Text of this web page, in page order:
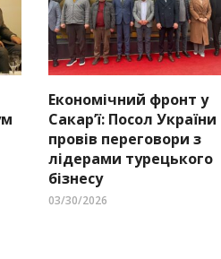
Економічний фронт у
Сакар’ї: Посол України
провів переговори з
лідерами турецького
бізнесу
03/30/2026